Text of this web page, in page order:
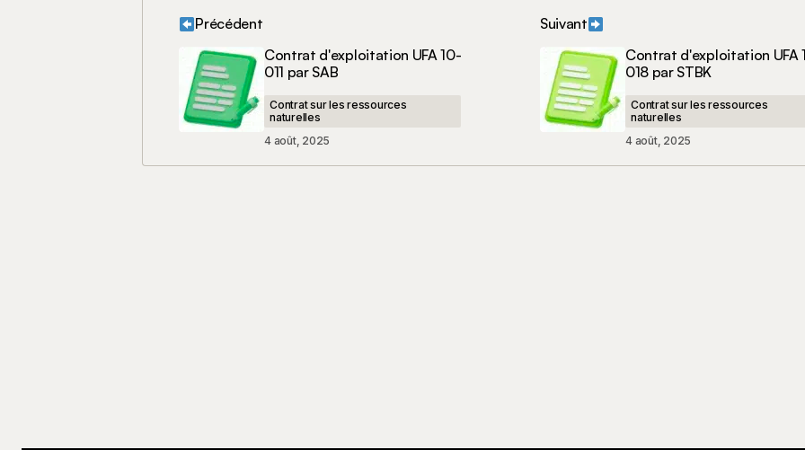
Votre adresse e-mail ne sera pas publiée. Les champs obligatoires sont indiqués avec
Votre commentaire
Précédent
Contrat d'exploitation UFA 10-
011 par SAB
Contrat sur les ressources
naturelles
4 août, 2025
Suivant
Contrat d'exploitation UFA
018 par STBK
Contrat sur les ressources
naturelles
4 août, 2025